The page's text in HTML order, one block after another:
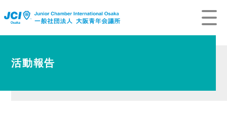
活動報告